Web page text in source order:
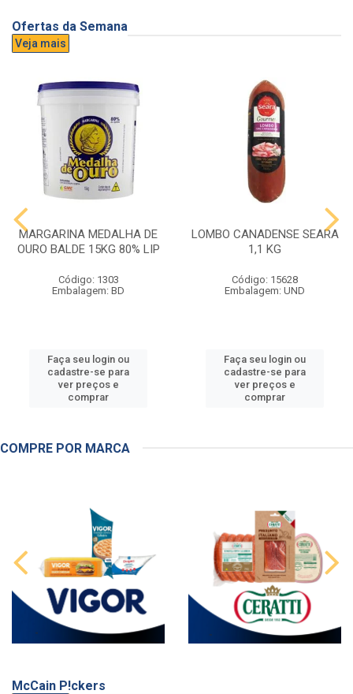
Ofertas da Semana
Veja mais
MARGARINA MEDALHA DE
OURO BALDE 15KG 80% LIP
Código: 1303
Embalagem: BD
Faça seu login ou
cadastre-se para
ver preços e
comprar
LOMBO CANADENSE SEARA
1,1 KG
Código: 15628
Embalagem: UND
Faça seu login ou
cadastre-se para
ver preços e
comprar
COMPRE POR MARCA
McCain P!ckers